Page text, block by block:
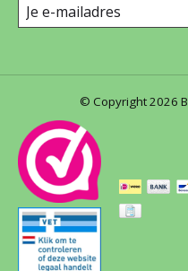
© Copyright 2026